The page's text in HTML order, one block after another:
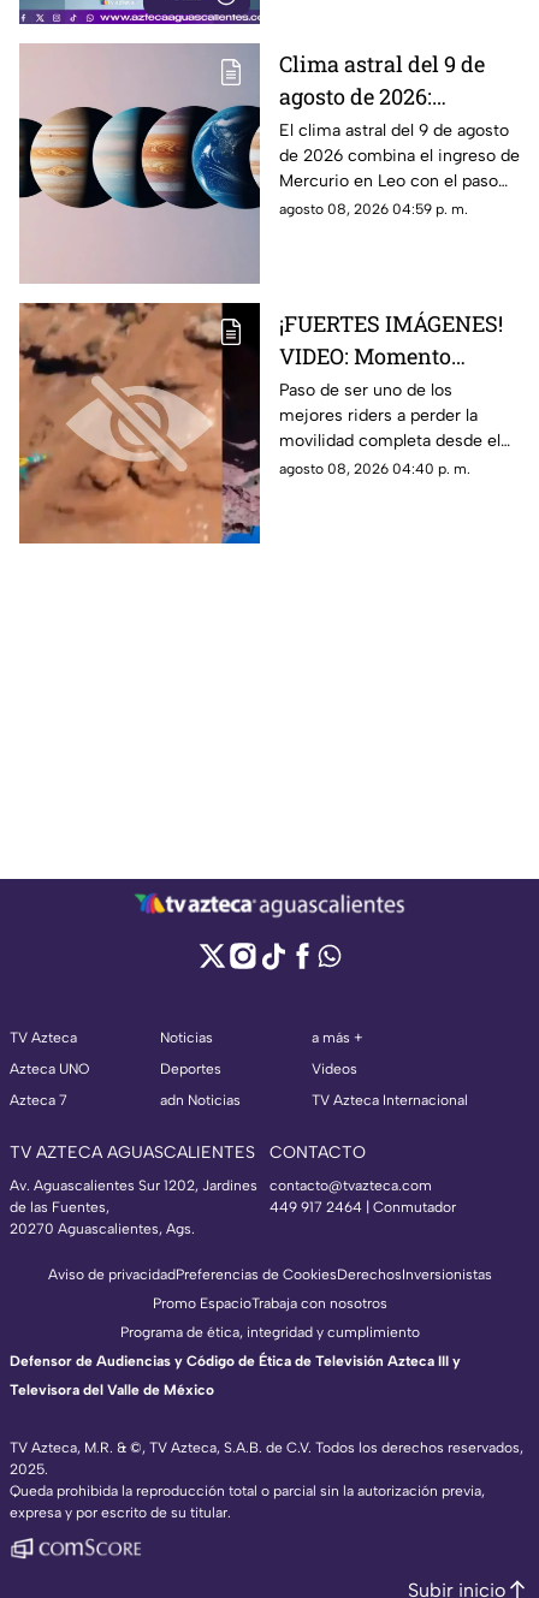
Clima astral del 9 de
agosto de 2026:
cambios en la
comunicación y
enfoque emocional
El clima astral del 9 de agosto
de 2026 combina el ingreso de
Mercurio en Leo con el paso
de la Luna a Cáncer y Venus en
agosto 08, 2026 04:59 p. m.
¡FUERTES IMÁGENES!
VIDEO: Momento
exacto en que famoso
rider catalán sufre una
caída que lo deja
parapléjico
Paso de ser uno de los
mejores riders a perder la
movilidad completa desde el
pecho hasta sus piernas
agosto 08, 2026 04:40 p. m.
TV Azteca
Azteca UNO
Azteca 7
Noticias
Deportes
adn Noticias
a más +
Videos
TV Azteca Internacional
TV AZTECA AGUASCALIENTES
Av. Aguascalientes Sur 1202, Jardines
de las Fuentes,
20270 Aguascalientes, Ags.
CONTACTO
contacto@tvazteca.com
449 917 2464 | Conmutador
TV Azteca, M.R. & ©, TV Azteca, S.A.B. de C.V. Todos los derechos reservados,
2025.
Queda prohibida la reproducción total o parcial sin la autorización previa,
expresa y por escrito de su titular.
Aviso de privacidadPreferencias de CookiesDerechosInversionistas
Promo EspacioTrabaja con nosotros
Programa de ética, integridad y cumplimiento
Defensor de Audiencias y Código de Ética de Televisión Azteca III y
Televisora del Valle de México
Subir inicio